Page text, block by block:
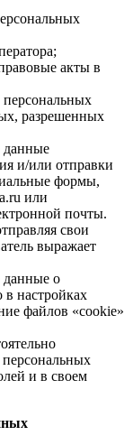
акты в
персональных
разрешенных
данные
и/или отправки
формы,
или
почты.
свои
выражает
данные о
в настройках
файлов «cookie»
и в своем